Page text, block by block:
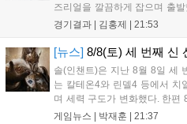
즈리얼을 깔끔하게 잡으며 출
웃'의 신드라가 맹활약하며 초
었...
경기결과 | 김홍제 21:53
[뉴스] 8/8(토) 세 번째 신
솔(인챈트)은 지난 8월 8일 세
는 칼테온4와 린델4 등에서 치
며 세력 구도가 변화했다. 한편
통해 월드 콘텐츠가 추가될 예
게임뉴스 | 박재훈 21:37